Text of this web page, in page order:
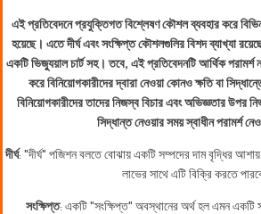
এই প্রতিবেদনে প্রযুক্তিগত বিশ্লেষণ কৌশল ব্যবহার করে
হয়েছে। এতে দীর্ঘ এবং সংক্ষিপ্ত কৌশলগুলির বিশদ ব্যাখ্যা
একটি ভিজ্যুয়াল চার্ট সহ। তবে, এই প্রতিবেদনটি আর্থিক
করে বিনিয়োগকারীদের দ্বারা নেওয়া কোনও ক্ষতি বা
বিনিয়োগকারীদের তাদের নিজস্ব বিচার এবং অভিজ্ঞতার উপর
সিদ্ধান্ত নেওয়ার সময় স্বাধীন পরামর্শ
দীর্ঘ: "দীর্ঘ" পজিশন বলতে বোঝায় একটি সম্পদের দাম বৃদ্ধির আশায়
লাভের সাথে এটি বিক্রি করতে
সংক্ষিপ্ত: একটি "সংক্ষিপ্ত" অবস্থানের অর্থ হল এমন একটি